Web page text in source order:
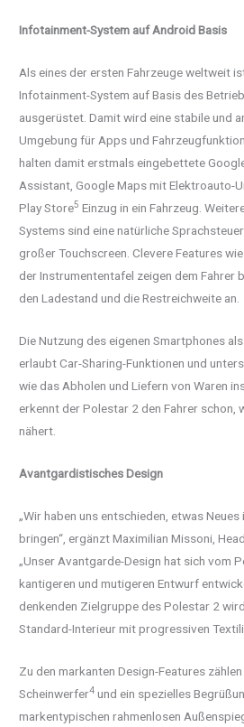
Infotainment-System auf Android Basis
Als eines der ersten Fahrzeuge weltweit
Infotainment-System auf Basis des
ausgerüstet. Damit wird eine stabile und
Umgebung für Apps und
halten damit erstmals eingebettete
Assistant, Google Maps mit Elektroauto-
Play Store5 Einzug in ein Fahrzeug.
Systems sind eine natürliche
großer Touchscreen. Clevere Features
der Instrumententafel zeigen dem Fahrer
den Ladestand und die Restreichweite an.
Die Nutzung des eigenen Smartphones
erlaubt Car-Sharing-Funktionen und
wie das Abholen und Liefern von Waren
erkennt der Polestar 2 den Fahrer schon,
nähert.
Avantgardistisches Design
„Wir haben uns entschieden, etwas Neues
bringen“, ergänzt Maximilian Missoni,
„Unser Avantgarde-Design hat sich vom
kantigeren und mutigeren Entwurf
denkenden Zielgruppe des Polestar 2
Standard-Interieur mit progressiven
Zu den markanten Design-Features zählen
Scheinwerfer4 und ein spezielles
markentypischen rahmenlosen